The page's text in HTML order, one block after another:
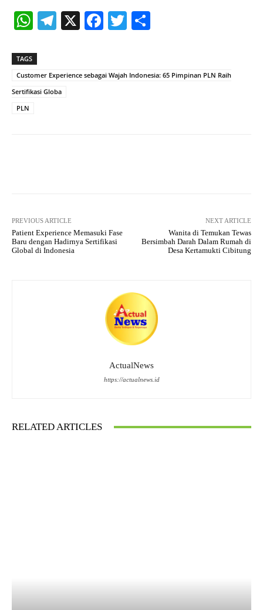
W
ts
A
pp
Te
a
m
X
Fa
ok
T
r
TAGS
Customer Experience sebagai Wajah Indonesia: 65 Pimpinan PLN Raih
Sertifikasi Globa
PLN
PREVIOUS ARTICLE
Patient Experience Memasuki Fase
Baru dengan Hadirnya Sertifikasi
Global di Indonesia
NEXT ARTICLE
Wanita di Temukan Tewas
Bersimbah Darah Dalam Rumah di
Desa Kertamukti Cibitung
ActualNews
https://actualnews.id
RELATED ARTICLES